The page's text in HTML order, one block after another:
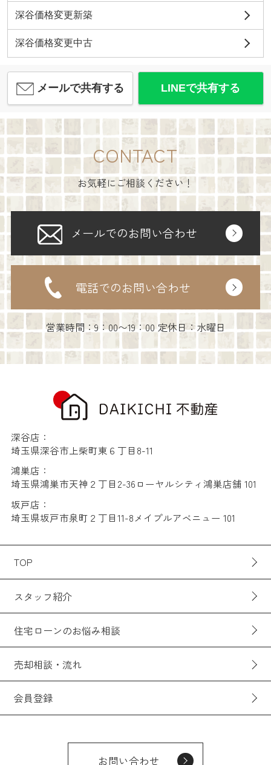
深谷価格変更新築
深谷価格変更中古
メールで共有する LINEで共有する
CONTACT
お気軽にご相談ください！
メールでのお問い合わせ
電話でのお問い合わせ
営業時間：9：00〜19：00 定休日：水曜日
深谷店：
埼玉県深谷市上柴町東６丁目8-11
鴻巣店：
埼玉県鴻巣市天神２丁目2-36ローヤルシティ鴻巣店舗 101
坂戸店：
埼玉県坂戸市泉町２丁目11-8メイプルアベニュー 101
TOP
スタッフ紹介
住宅ローンのお悩み相談
売却相談・流れ
会員登録
お問い合わせ